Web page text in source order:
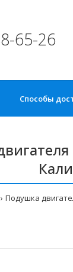
65-26
Способы
Подушка